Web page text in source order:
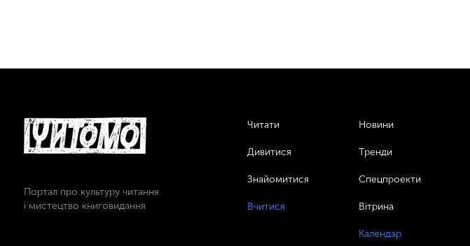
Портал про культуру читання
і мистецтво книговидання
Читати
Дивитися
Знайомитися
Вчитися
Новини
Тренди
Спецпроекти
Вітрина
Календар